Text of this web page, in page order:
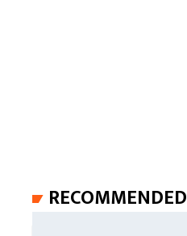
RECOMMENDED